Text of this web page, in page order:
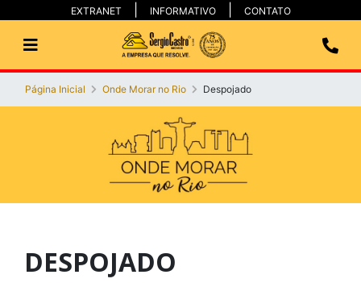
EXTRANET INFORMATIVO CONTATO
Página Inicial Onde Morar no Rio Despojado
DESPOJADO